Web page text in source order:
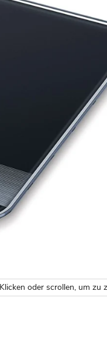
Klicken oder scrollen, um zu